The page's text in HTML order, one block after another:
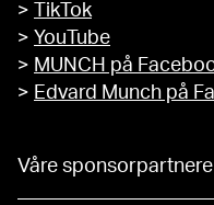
>
TikTok
> YouTube
> MUNCH på
> Edvard Munch på
Våre